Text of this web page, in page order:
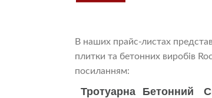
В наших прайс-листах
плитки та бетонних виробів
посиланням:
Тротуарна
Бетонний